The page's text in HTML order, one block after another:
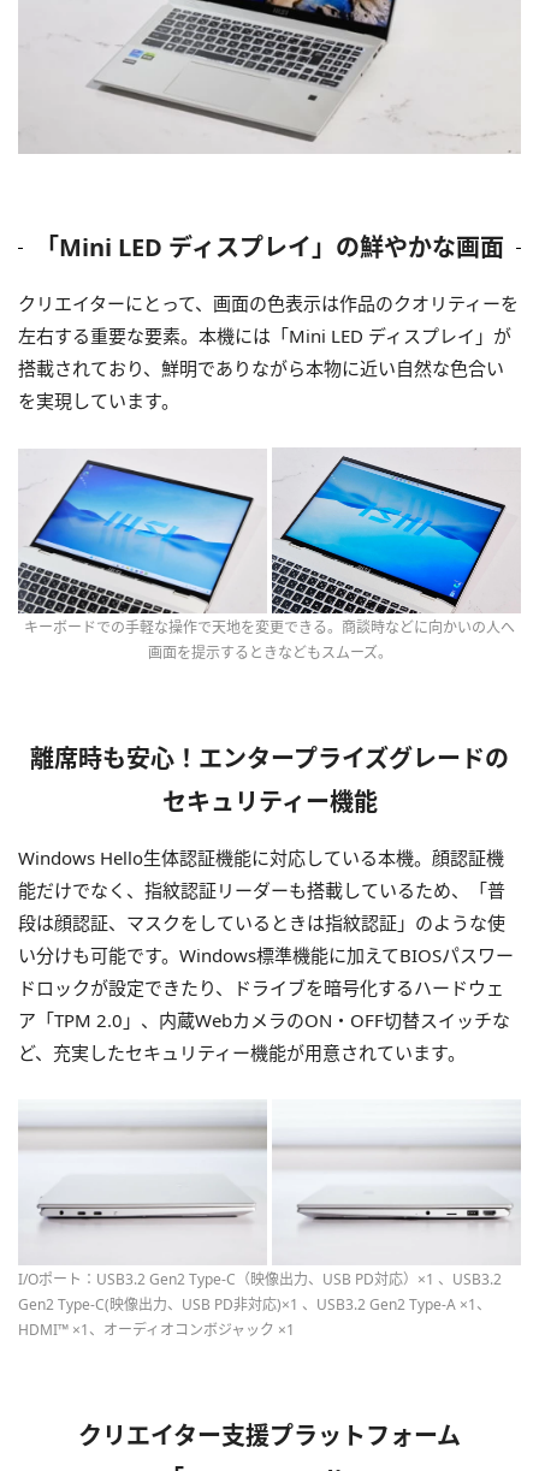
「Mini LED ディスプレイ」の鮮やかな画面
クリエイターにとって、画面の色表示は作品のクオリティーを
左右する重要な要素。本機には「Mini LED ディスプレイ」が
搭載されており、鮮明でありながら本物に近い自然な色合い
を実現しています。
キーボードでの手軽な操作で天地を変更できる。商談時などに向かいの人へ
画面を提示するときなどもスムーズ。
離席時も安心！エンタープライズグレードの
セキュリティー機能
Windows Hello生体認証機能に対応している本機。顔認証機
能だけでなく、指紋認証リーダーも搭載しているため、「普
段は顔認証、マスクをしているときは指紋認証」のような使
い分けも可能です。Windows標準機能に加えてBIOSパスワー
ドロックが設定できたり、ドライブを暗号化するハードウェ
ア「TPM 2.0」、内蔵WebカメラのON・OFF切替スイッチな
ど、充実したセキュリティー機能が用意されています。
I/Oポート：USB3.2 Gen2 Type-C（映像出力、USB PD対応）×1 、USB3.2
Gen2 Type-C(映像出力、USB PD非対応)×1 、USB3.2 Gen2 Type-A ×1、
HDMI™ ×1、オーディオコンボジャック ×1
クリエイター支援プラットフォーム